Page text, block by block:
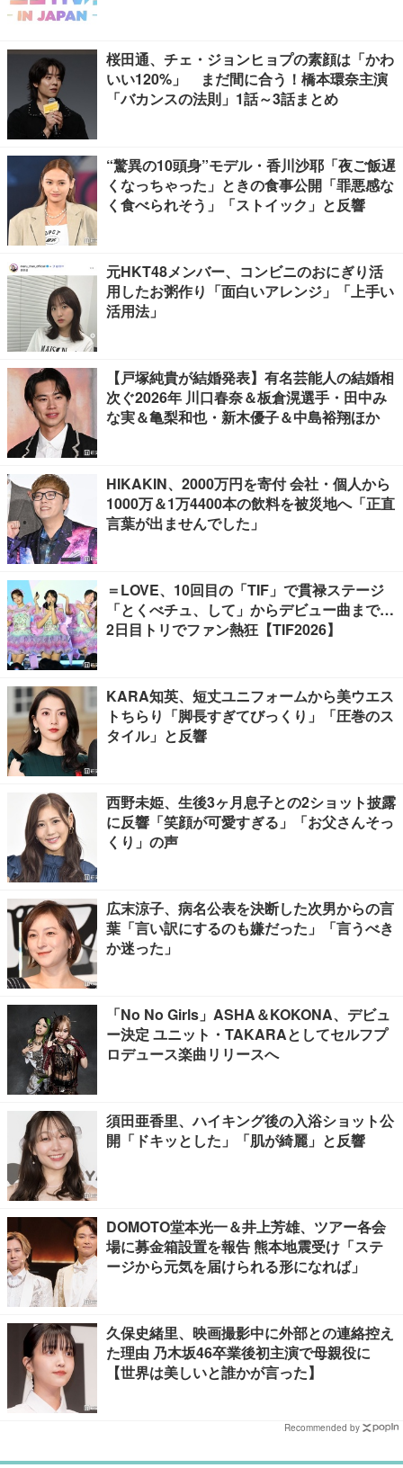
桜田通、チェ・ジョンヒョプの素顔は「かわ
いい120%」 まだ間に合う！橋本環奈主演
「バカンスの法則」1話～3話まとめ
“驚異の10頭身”モデル・香川沙耶「夜ご飯遅
くなっちゃった」ときの食事公開「罪悪感な
く食べられそう」「ストイック」と反響
元HKT48メンバー、コンビニのおにぎり活
用したお粥作り「面白いアレンジ」「上手い
活用法」
【戸塚純貴が結婚発表】有名芸能人の結婚相
次ぐ2026年 川口春奈＆板倉滉選手・田中み
な実＆亀梨和也・新木優子＆中島裕翔ほか
HIKAKIN、2000万円を寄付 会社・個人から
1000万＆1万4400本の飲料を被災地へ「正直
言葉が出ませんでした」
＝LOVE、10回目の「TIF」で貫禄ステージ
「とくべチュ、して」からデビュー曲まで…
2日目トリでファン熱狂【TIF2026】
KARA知英、短丈ユニフォームから美ウエス
トちらり「脚長すぎてびっくり」「圧巻のス
タイル」と反響
西野未姫、生後3ヶ月息子との2ショット披露
に反響「笑顔が可愛すぎる」「お父さんそっ
くり」の声
広末涼子、病名公表を決断した次男からの言
葉「言い訳にするのも嫌だった」「言うべき
か迷った」
「No No Girls」ASHA＆KOKONA、デビュ
ー決定 ユニット・TAKARAとしてセルフプ
ロデュース楽曲リリースへ
須田亜香里、ハイキング後の入浴ショット公
開「ドキッとした」「肌が綺麗」と反響
DOMOTO堂本光一＆井上芳雄、ツアー各会
場に募金箱設置を報告 熊本地震受け「ステ
ージから元気を届けられる形になれば」
久保史緒里、映画撮影中に外部との連絡控え
た理由 乃木坂46卒業後初主演で母親役に
【世界は美しいと誰かが言った】
Recommended by